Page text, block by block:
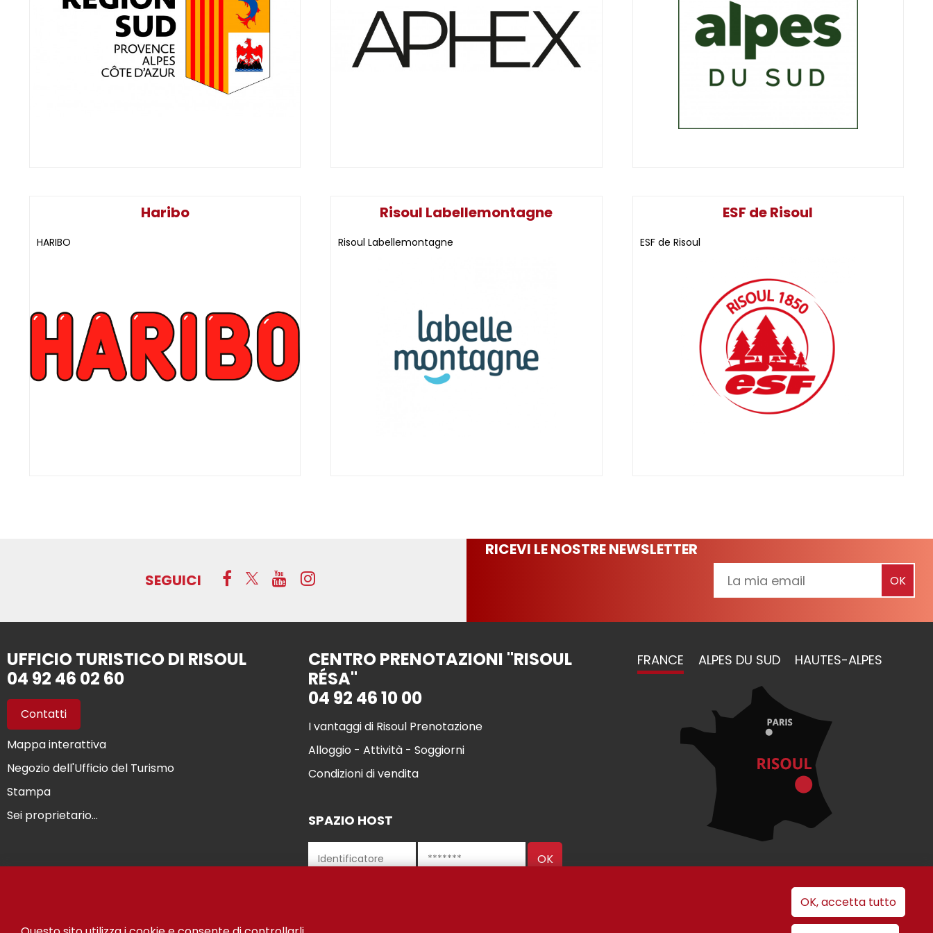
Haribo
HARIBO
Risoul Labellemontagne
Risoul Labellemontagne
ESF de Risoul
ESF de Risoul
SEGUICI
RICEVI LE NOSTRE NEWSLETTER
UFFICIO TURISTICO DI RISOUL
04 92 46 02 60
Contatti
Mappa interattiva
Negozio dell'Ufficio del Turismo
Stampa
Sei proprietario...
CENTRO PRENOTAZIONI "RISOUL
RÉSA"
04 92 46 10 00
I vantaggi di Risoul Prenotazione
Alloggio - Attività - Soggiorni
Condizioni di vendita
SPAZIO HOST
FRANCE ALPES DU SUD HAUTES-ALPES
OK, accetta tutto